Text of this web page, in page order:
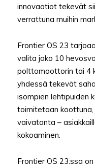
innovaatiot tekevät
verrattuna muihin
Frontier OS 23
valita joko 10
polttomoottorin tai 4
yhdessä tekevät
isompien lehtipuiden
toimitetaan koottuna,
vaivatonta –
kokoaminen.
Frontier OS 23:ssa